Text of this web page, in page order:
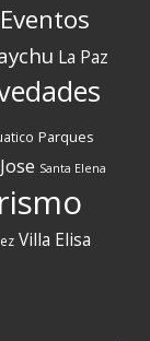
La Paz
Parques
Santa Elena
Villa Elisa